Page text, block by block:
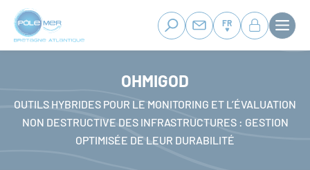
Panneau de gestion des cookies
Aller
contenu
FR
OHMIGOD
OUTILS HYBRIDES POUR LE MONITORING ET L’ÉVALUATION
NON DESTRUCTIVE DES INFRASTRUCTURES : GESTION
OPTIMISÉE DE LEUR DURABILITÉ